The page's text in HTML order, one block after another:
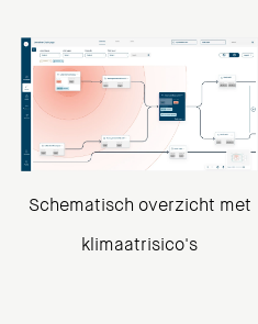
Schematisch overzicht met
klimaatrisico's